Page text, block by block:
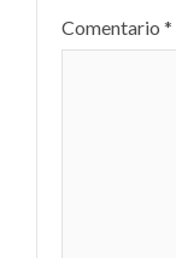
Comentario *